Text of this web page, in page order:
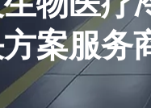
案服务